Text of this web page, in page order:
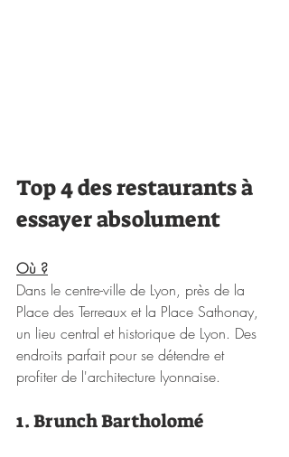
Top 4 des restaurants à
essayer absolument
Où ?
Dans le centre-ville de Lyon, près de la
Place des Terreaux et la Place Sathonay,
un lieu central et historique de Lyon. Des
endroits parfait pour se détendre et
profiter de l'architecture lyonnaise.
1. Brunch Bartholomé